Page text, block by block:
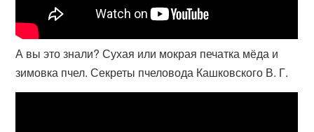
А вы это знали? Сухая или мокрая печатка мёда и
зимовка пчел. Секреты пчеловода Кашковского В. Г.